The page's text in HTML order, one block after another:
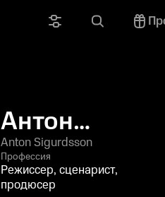
Антон
Сигурдссон
Anton Sigurdsson
Профессия
Режиссер, сценарист,
продюсер